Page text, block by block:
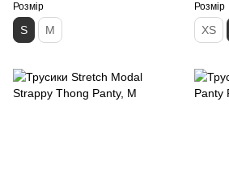
Розмір
S M
Розмір
XS